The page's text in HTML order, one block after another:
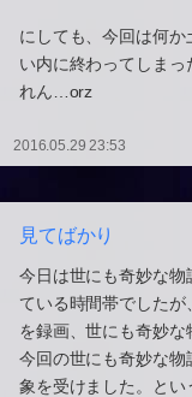
にしても、今回は何
い内に終わってしま
れん…orz
2016.05.29 23:53
見てばかり
今日は世にも奇妙な物
ている時間帯でした
を録画、世にも奇妙な
今回の世にも奇妙な物
象を受けました。とい